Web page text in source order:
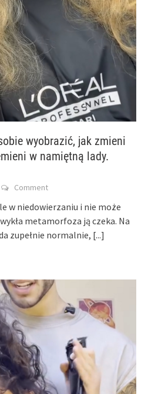
wyobrazić, jak zmieni
w namiętną lady.
Comment
w niedowierzaniu i nie może
metamorfoza ją czeka. Na
zupełnie normalnie, [...]